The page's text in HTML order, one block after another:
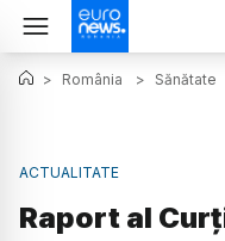
> România > Sănătate
ACTUALITATE
Raport al